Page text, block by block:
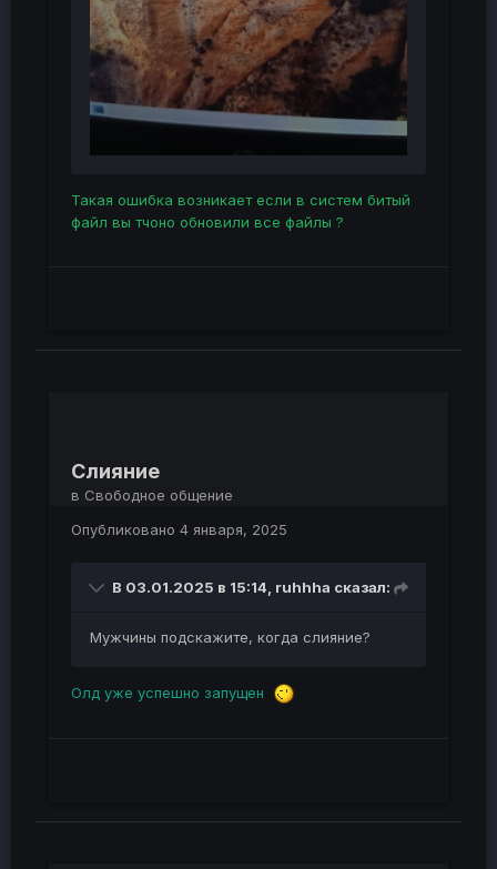
Такая ошибка возникает если в систем битый
файл вы тчоно обновили все файлы ?
Слияние
в Свободное общение
Опубликовано 4 января, 2025
В 03.01.2025 в 15:14, ruhhha сказал:
Мужчины подскажите, когда слияние?
Олд уже успешно запущен